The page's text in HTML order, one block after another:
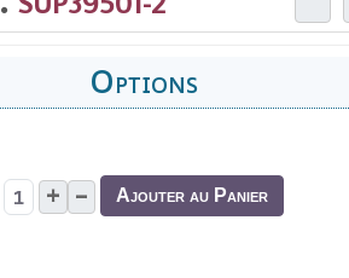
+ – Ajouter au Panier